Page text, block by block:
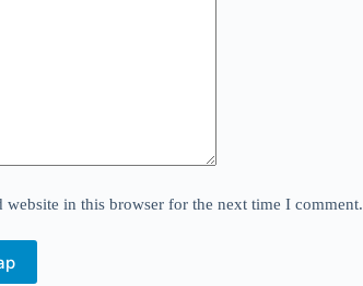
website in this browser for the next time I comment.